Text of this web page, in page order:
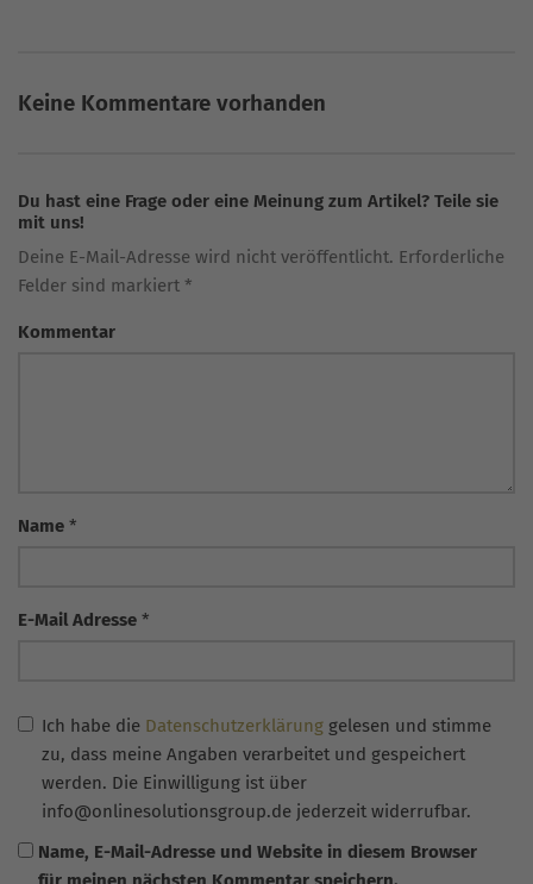
Keine Kommentare vorhanden
Du hast eine Frage oder eine Meinung zum Artikel? Teile sie
mit uns!
Deine E-Mail-Adresse wird nicht veröffentlicht. Erforderliche
Felder sind markiert *
Kommentar
Name *
E-Mail Adresse *
Ich habe die Datenschutzerklärung gelesen und stimme
zu, dass meine Angaben verarbeitet und gespeichert
werden. Die Einwilligung ist über
info@onlinesolutionsgroup.de jederzeit widerrufbar.
Name, E-Mail-Adresse und Website in diesem Browser